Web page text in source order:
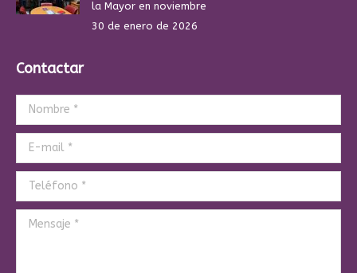
la Mayor en noviembre
30 de enero de 2026
Contactar
Nombre *
E-mail *
Teléfono *
Mensaje *